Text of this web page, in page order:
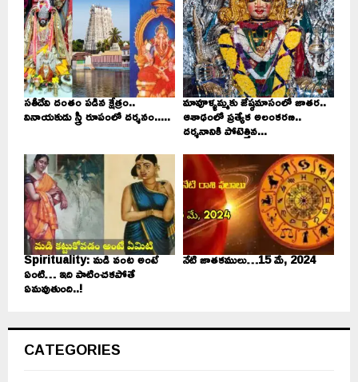
సతీదేవి దంతం పడిన క్షేత్రం..
వినాయకుడు స్త్రీ రూపంలో దర్శనం.....
మావూళ్ళమ్మకు జేష్ఠమాసంలో జాతర..
ఆశాఢంలో ప్రత్యేక అలంకరణ..
దర్శనానికి పోటెత్తిన...
Spirituality: మడి వంట అంటే
ఏంటి… ఇది పాటించకపోతే
ఏమవుతుంది..!
నేటి జాతకములు…15 మే, 2024
CATEGORIES